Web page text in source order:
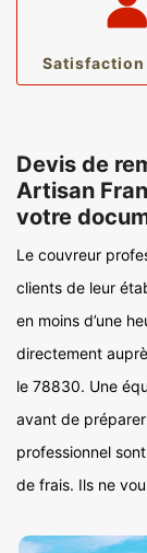
Devis de
Artisan
votre
Le couvreur
clients de leur
en moins d’une
directement
le 78830. Une
avant de
professionnel
de frais. Ils ne